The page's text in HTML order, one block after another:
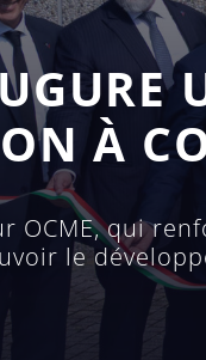
À
OCME, qui
le